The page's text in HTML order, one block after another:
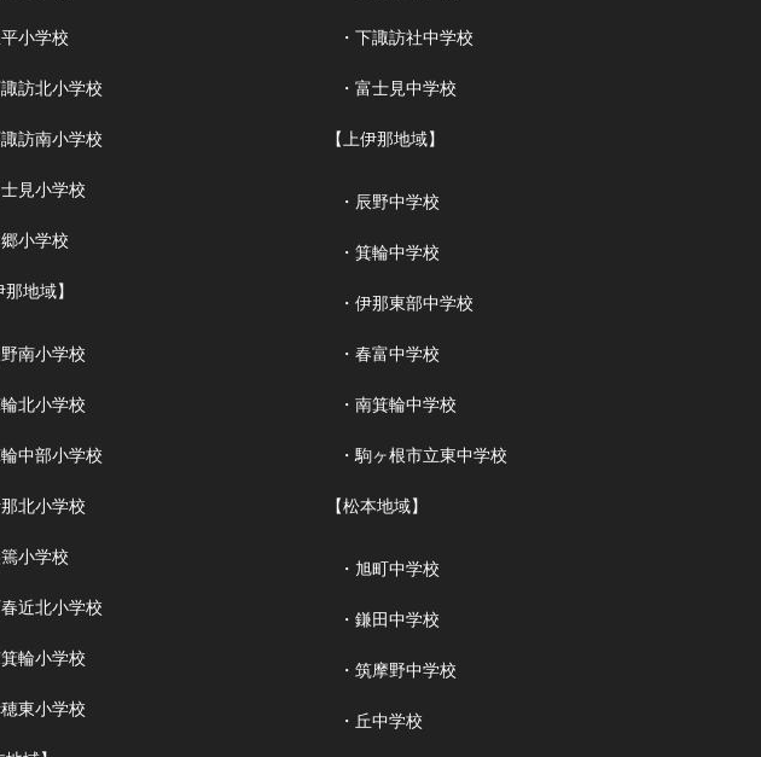
平小学校
諏訪北小学校
諏訪南小学校
士見小学校
郷小学校
那地域】
野南小学校
輪北小学校
輪中部小学校
那北小学校
篶小学校
春近北小学校
箕輪小学校
穂東小学校
・下諏訪社中学校
・富士見中学校
【上伊那地域】
・辰野中学校
・箕輪中学校
・伊那東部中学校
・春富中学校
・南箕輪中学校
・駒ヶ根市立東中学校
【松本地域】
・旭町中学校
・鎌田中学校
・筑摩野中学校
・丘中学校